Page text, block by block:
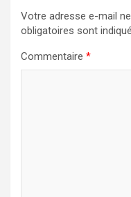
Votre adresse e-mail
obligatoires sont
Commentaire *